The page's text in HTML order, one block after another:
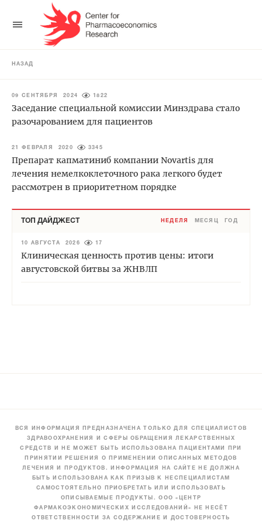
НАЗАД
09 СЕНТЯБРЯ 2024 1822
Заседание специальной комиссии Минздрава стало
разочарованием для пациентов
21 ФЕВРАЛЯ 2020 3345
Препарат капматиниб компании Novartis для
лечения немелкоклеточного рака легкого будет
рассмотрен в приоритетном порядке
ТОП ДАЙДЖЕСТ НЕДЕЛЯ МЕСЯЦ ГОД
10 АВГУСТА 2026 17
Клиническая ценность против цены: итоги
августовской битвы за ЖНВЛП
ВСЯ ИНФОРМАЦИЯ ПРЕДНАЗНАЧЕНА ТОЛЬКО ДЛЯ СПЕЦИАЛИСТОВ
ЗДРАВООХРАНЕНИЯ И СФЕРЫ ОБРАЩЕНИЯ ЛЕКАРСТВЕННЫХ
СРЕДСТВ И НЕ МОЖЕТ БЫТЬ ИСПОЛЬЗОВАНА ПАЦИЕНТАМИ ПРИ
ПРИНЯТИИ РЕШЕНИЯ О ПРИМЕНЕНИИ ОПИСАННЫХ МЕТОДОВ
ЛЕЧЕНИЯ И ПРОДУКТОВ. ИНФОРМАЦИЯ НА САЙТЕ НЕ ДОЛЖНА
БЫТЬ ИСПОЛЬЗОВАНА КАК ПРИЗЫВ К НЕСПЕЦИАЛИСТАМ
САМОСТОЯТЕЛЬНО ПРИОБРЕТАТЬ ИЛИ ИСПОЛЬЗОВАТЬ
ОПИСЫВАЕМЫЕ ПРОДУКТЫ. ООО «ЦЕНТР
ФАРМАКОЭКОНОМИЧЕСКИХ ИССЛЕДОВАНИЙ» НЕ НЕСЁТ
ОТВЕТСТВЕННОСТИ ЗА СОДЕРЖАНИЕ И ДОСТОВЕРНОСТЬ